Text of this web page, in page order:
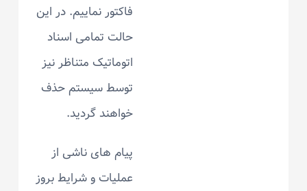
فاکتور نماییم. در این
حالت تمامی اسناد
اتوماتیک متناظر نیز
توسط سیستم حذف
خواهند گردید.
پیام های ناشی از
عملیات و شرایط بروز